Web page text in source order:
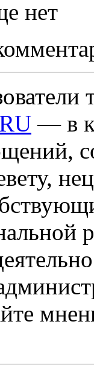
нет
— в